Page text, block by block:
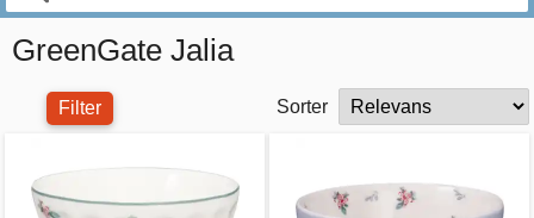
GreenGate Jalia
Filter Sorter